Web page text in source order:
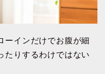
ーインだけでお腹が細
たりするわけではない